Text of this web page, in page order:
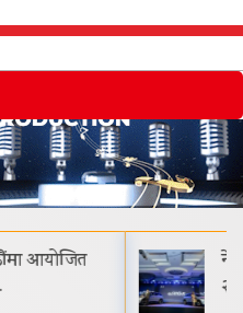
५ सार्वजनिक सुरुवाती मूल्य रू.